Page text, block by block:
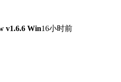
v1.6.6 Win16小时前